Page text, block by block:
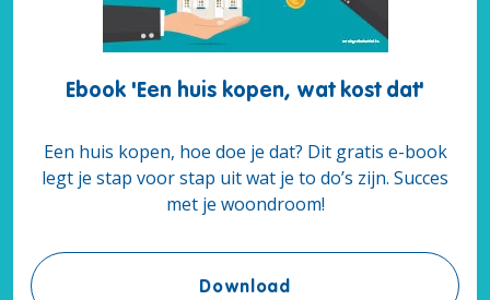
Ebook 'Een huis kopen, wat kost dat'
Een huis kopen, hoe doe je dat? Dit gratis e-book
legt je stap voor stap uit wat je to do’s zijn. Succes
met je woondroom!
DownloadEbook 'Een huis